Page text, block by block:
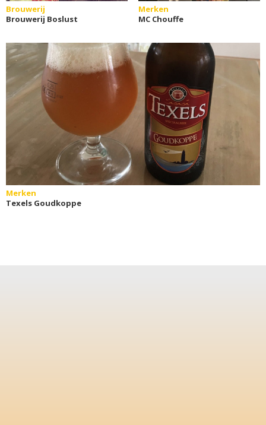
Brouwerij
Brouwerij Boslust
Merken
MC Chouffe
Merken
Texels Goudkoppe